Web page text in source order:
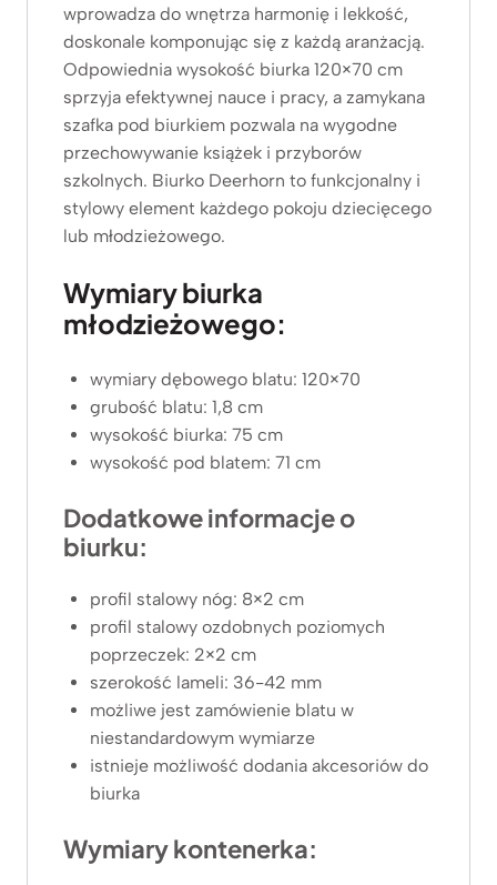
wprowadza do wnętrza harmonię i lekkość,
doskonale komponując się z każdą aranżacją.
Odpowiednia wysokość biurka 120×70 cm
sprzyja efektywnej nauce i pracy, a zamykana
szafka pod biurkiem pozwala na wygodne
przechowywanie książek i przyborów
szkolnych. Biurko Deerhorn to funkcjonalny i
stylowy element każdego pokoju dziecięcego
lub młodzieżowego.
Wymiary biurka
młodzieżowego:
wymiary dębowego blatu: 120×70
grubość blatu: 1,8 cm
wysokość biurka: 75 cm
wysokość pod blatem: 71 cm
Dodatkowe informacje o
biurku:
profil stalowy nóg: 8×2 cm
profil stalowy ozdobnych poziomych
poprzeczek: 2×2 cm
szerokość lameli: 36-42 mm
możliwe jest zamówienie blatu w
niestandardowym wymiarze
istnieje możliwość dodania akcesoriów do
biurka
Wymiary kontenerka: